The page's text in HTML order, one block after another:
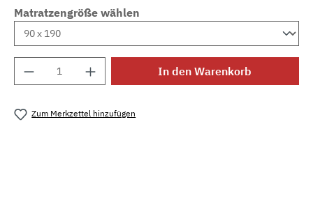
Matratzengröße wählen
Produkt Anzahl: Gib den gewünschten
In den Warenkorb
Zum Merkzettel hinzufügen